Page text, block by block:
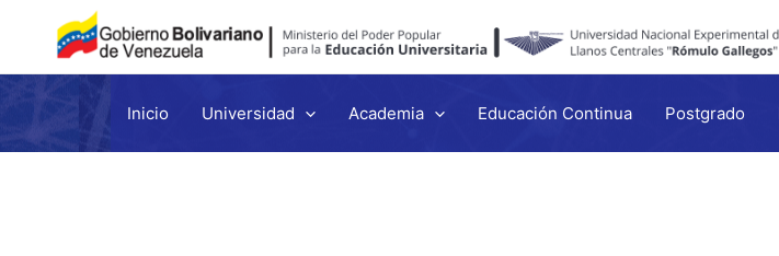
al
Inicio Universidad Academia Educación Continua Postgrado